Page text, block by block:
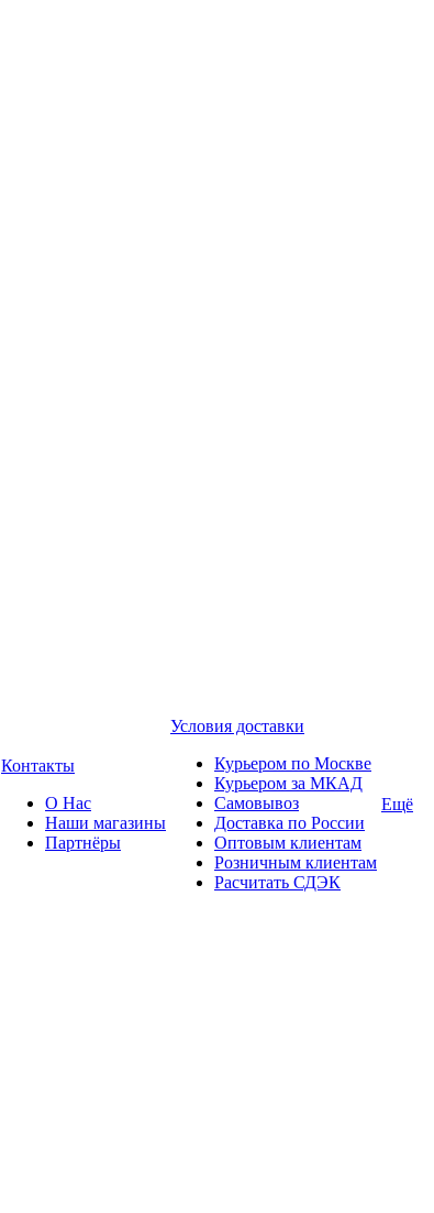
Контакты
О Нас
Наши магазины
Партнёры
Условия доставки
Курьером по Москве
Курьером за МКАД
Самовывоз
Доставка по России
Оптовым клиентам
Розничным клиентам
Расчитать СДЭК
Ещё